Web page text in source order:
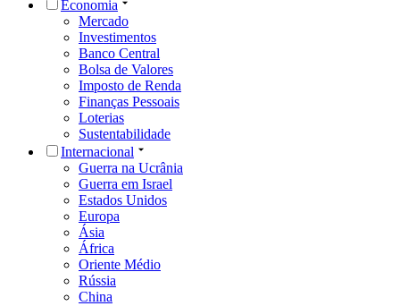
Economia
Mercado
Investimentos
Banco Central
Bolsa de Valores
Imposto de Renda
Finanças Pessoais
Loterias
Sustentabilidade
Internacional
Guerra na Ucrânia
Guerra em Israel
Estados Unidos
Europa
Ásia
África
Oriente Médio
Rússia
China